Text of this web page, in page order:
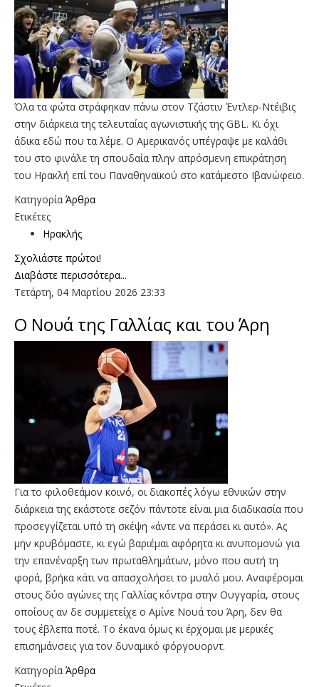
Όλα τα φώτα στράφηκαν πάνω στον Τζάστιν Έντλερ-Ντέιβις
στην διάρκεια της τελευταίας αγωνιστικής της GBL. Κι όχι
άδικα εδώ που τα λέμε. Ο Αμερικανός υπέγραψε με καλάθι
του στο φινάλε τη σπουδαία πλην απρόσμενη επικράτηση
του Ηρακλή επί του Παναθηναϊκού στο κατάμεστο Ιβανώφειο.
Κατηγορία Άρθρα
Ετικέτες
Ηρακλής
Σχολιάστε πρώτοι!
Διαβάστε περισσότερα...
Τετάρτη, 04 Μαρτίου 2026 23:33
Ο Νουά της Γαλλίας και του Άρη
Για το φιλοθεάμον κοινό, οι διακοπές λόγω εθνικών στην
διάρκεια της εκάστοτε σεζόν πάντοτε είναι μια διαδικασία που
προσεγγίζεται υπό τη σκέψη «άντε να περάσει κι αυτό». Ας
μην κρυβόμαστε, κι εγώ βαριέμαι αφόρητα κι ανυπομονώ για
την επανέναρξη των πρωταθλημάτων, μόνο που αυτή τη
φορά, βρήκα κάτι να απασχολήσει το μυαλό μου. Αναφέρομαι
στους δύο αγώνες της Γαλλίας κόντρα στην Ουγγαρία, στους
οποίους αν δε συμμετείχε ο Αμίνε Νουά του Άρη, δεν θα
τους έβλεπα ποτέ. Το έκανα όμως κι έρχομαι με μερικές
επισημάνσεις για τον δυναμικό φόργουορντ.
Κατηγορία Άρθρα